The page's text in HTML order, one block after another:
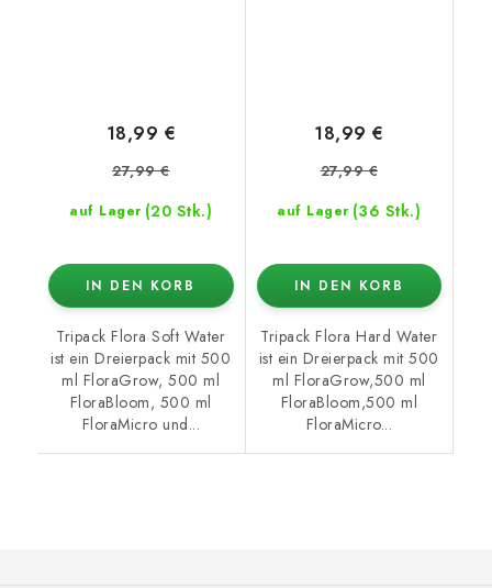
auf Lager (20 Stk.)
18,99 €
27,99 €
IN DEN KORB
Tripack Flora Soft Water
ist ein Dreierpack mit 500
ml FloraGrow, 500 ml
FloraBloom, 500 ml
FloraMicro und...
auf Lager (36 Stk.)
18,99 €
27,99 €
IN DEN KORB
Tripack Flora Hard Water
ist ein Dreierpack mit 500
ml FloraGrow,500 ml
FloraBloom,500 ml
FloraMicro...